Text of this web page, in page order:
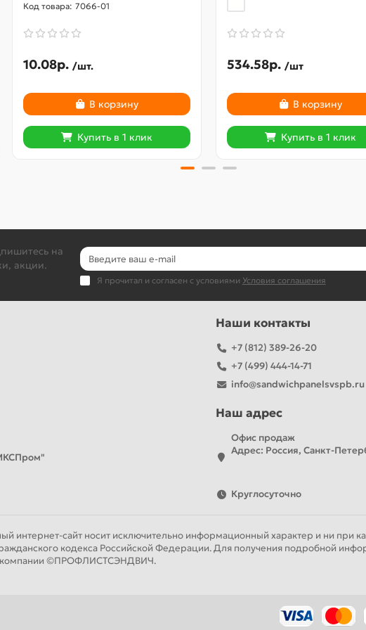
7066-01
10.08р. /шт.
В корзину
Купить в 1 клик
534.58р. /шт
В корзину
Купить в 1 клик
на
акции.
Я прочитал и согласен с условиями Условия соглашения
Наши контакты
+7 (812) 389-26-20
+7 (499) 444-14-71
info@sandwichpanelsvspb.ru
Наш адрес
Офис продаж
Адрес: Россия, Санкт-
Круглосуточно
интернет-сайт носит исключительно информационный характер и ни при
кодекса Российской Федерации. Для получения подробной
компании ©ПРОФЛИСТСЭНДВИЧ.